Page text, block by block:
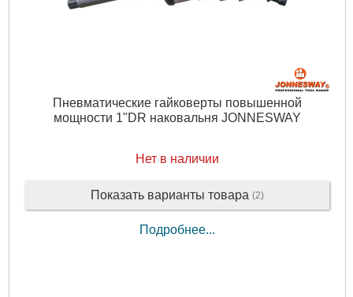
Пневматические гайковерты повышенной
мощности 1"DR наковальня JONNESWAY
Нет в наличии
Показать варианты товара (2)
Подробнее...